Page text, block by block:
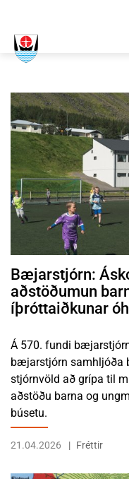
Bæjarstjórn:
aðstöðumun
íþróttaiðkunar
Á 570. fundi
bæjarstjórn samhljóða
stjórnvöld að grípa til
aðstöðu barna og
búsetu.
21.04.2026 Fréttir
LESA FRÉTTINA